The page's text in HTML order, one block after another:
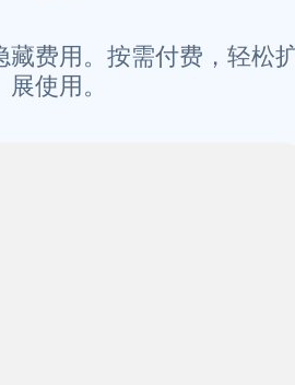
藏费用。按需付费，轻松
展使用。